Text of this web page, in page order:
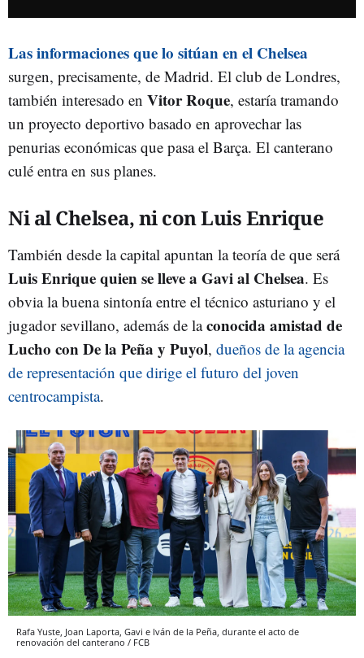
Las informaciones que lo sitúan en el Chelsea
surgen, precisamente, de Madrid. El club de Londres,
también interesado en Vitor Roque, estaría tramando
un proyecto deportivo basado en aprovechar las
penurias económicas que pasa el Barça. El canterano
culé entra en sus planes.
Ni al Chelsea, ni con Luis Enrique
También desde la capital apuntan la teoría de que será
Luis Enrique quien se lleve a Gavi al Chelsea. Es
obvia la buena sintonía entre el técnico asturiano y el
jugador sevillano, además de laconocida amistad de
Lucho con De la Peña y Puyol, dueños de la agencia
de representación que dirige el futuro del joven
centrocampista.
Rafa Yuste, Joan Laporta, Gavi e Iván de la Peña, durante el acto de
renovación del canterano / FCB